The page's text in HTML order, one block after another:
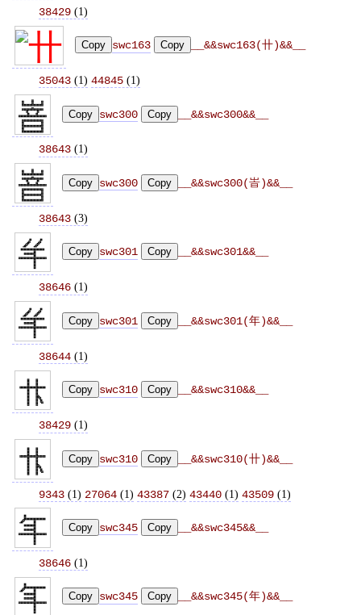
38429 (1)
Copy swc163 Copy __&&swc163(卄)&&__
35043 (1) 44845 (1)
Copy swc300 Copy __&&swc300&&__
38643 (1)
Copy swc300 Copy __&&swc300(峕)&&__
38643 (3)
Copy swc301 Copy __&&swc301&&__
38646 (1)
Copy swc301 Copy __&&swc301(年)&&__
38644 (1)
Copy swc310 Copy __&&swc310&&__
38429 (1)
Copy swc310 Copy __&&swc310(卄)&&__
9343 (1) 27064 (1) 43387 (2) 43440 (1) 43509 (1)
Copy swc345 Copy __&&swc345&&__
38646 (1)
Copy swc345 Copy __&&swc345(年)&&__